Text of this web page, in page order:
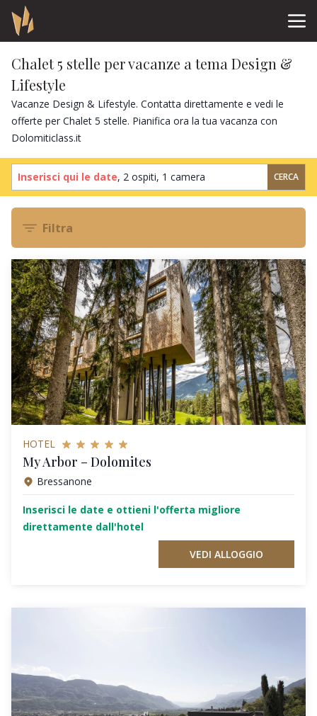
Chalet 5 stelle per vacanze a tema Design &
Lifestyle
Vacanze Design & Lifestyle. Contatta direttamente e vedi le
offerte per Chalet 5 stelle. Pianifica ora la tua vacanza con
Dolomiticlass.it
Inserisci qui le date, 2 ospiti, 1 camera CERCA
Filtra
HOTEL
My Arbor – Dolomites
Bressanone
Inserisci le date e ottieni l'offerta migliore
direttamente dall'hotel
VEDI ALLOGGIO